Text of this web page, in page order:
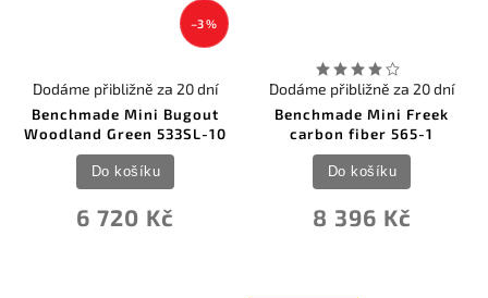
–3 %
Benchmade Mini Bugout
Woodland Green 533SL-10
Dodáme přibližně za 20 dní
6 720 Kč
Do košíku
Benchmade Mini Freek
carbon fiber 565-1
Dodáme přibližně za 20 dní
8 396 Kč
Do košíku